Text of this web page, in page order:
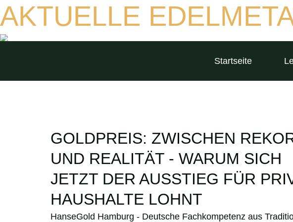
AKTUELLE
Startseite
GOLDPREIS: ZWISCHEN
UND REALITÄT - WARUM SICH
JETZT DER AUSSTIEG FÜR
HAUSHALTE LOHNT
HanseGold Hamburg - Deutsche Fachkompetenz aus